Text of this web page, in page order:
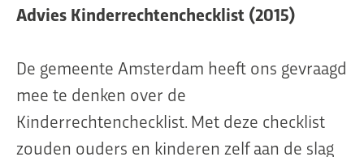
Advies Kinderrechtenchecklist (2015)
De gemeente Amsterdam heeft ons gevraagd
mee te denken over de
Kinderrechtenchecklist. Met deze checklist
zouden ouders en kinderen zelf aan de slag